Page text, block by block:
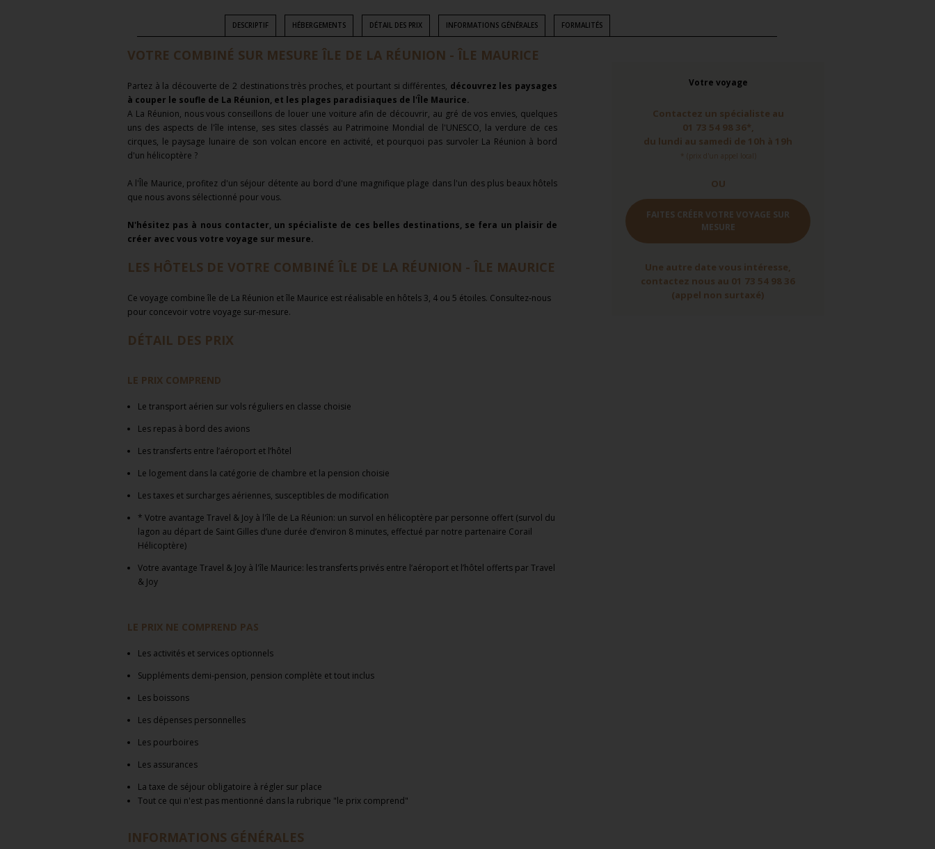
DESCRIPTIF HÉBERGEMENTS DÉTAIL DES PRIX INFORMATIONS GÉNÉRALES FORMALITÉS
VOTRE COMBINÉ SUR MESURE ÎLE DE LA RÉUNION - ÎLE MAURICE
Partez à la découverte de 2 destinations très proches, et pourtant si différentes, découvrez les paysages
à couper le soufle de La Réunion, et les plages paradisiaques de l'Île Maurice.
A La Réunion, nous vous conseillons de louer une voiture afin de découvrir, au gré de vos envies, quelques
uns des aspects de l'île intense, ses sites classés au Patrimoine Mondial de l'UNESCO, la verdure de ces
cirques, le paysage lunaire de son volcan encore en activité, et pourquoi pas survoler La Réunion à bord
d'un hélicoptère ?
A l'Île Maurice, profitez d'un séjour détente au bord d'une magnifique plage dans l'un des plus beaux hôtels
que nous avons sélectionné pour vous.
N'hésitez pas à nous contacter, un spécialiste de ces belles destinations, se fera un plaisir de
créer avec vous votre voyage sur mesure.
LES HÔTELS DE VOTRE COMBINÉ ÎLE DE LA RÉUNION - ÎLE MAURICE
Ce voyage combine île de La Réunion et île Maurice est réalisable en hôtels 3, 4 ou 5 étoiles. Consultez-nous
pour concevoir votre voyage sur-mesure.
DÉTAIL DES PRIX
LE PRIX COMPREND
Le transport aérien sur vols réguliers en classe choisie
Les repas à bord des avions
Les transferts entre l’aéroport et l’hôtel
Le logement dans la catégorie de chambre et la pension choisie
Les taxes et surcharges aériennes, susceptibles de modification
* Votre avantage Travel & Joy à l'île de La Réunion: un survol en hélicoptère par personne offert (survol du
lagon au départ de Saint Gilles d’une durée d’environ 8 minutes, effectué par notre partenaire Corail
Hélicoptère)
Votre avantage Travel & Joy à l'île Maurice: les transferts privés entre l’aéroport et l’hôtel offerts par Travel
& Joy
LE PRIX NE COMPREND PAS
Les activités et services optionnels
Suppléments demi-pension, pension complète et tout inclus
Les boissons
Les dépenses personnelles
Les pourboires
Les assurances
La taxe de séjour obligatoire à régler sur place
Tout ce qui n'est pas mentionné dans la rubrique "le prix comprend"
INFORMATIONS GÉNÉRALES
Votre voyage
Contactez un spécialiste au
01 73 54 98 36*,
du lundi au samedi de 10h à 19h
* (prix d'un appel local)
OU
FAITES CRÉER VOTRE VOYAGE SUR
MESURE
Une autre date vous intéresse,
contactez nous au 01 73 54 98 36
(appel non surtaxé)